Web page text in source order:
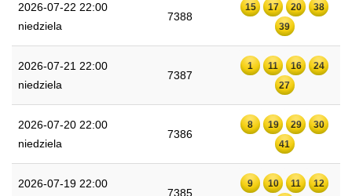
2026-07-22 22:00
niedziela
7388
15 17 20
38
39
2026-07-21 22:00
niedziela
7387
1 11 16
24
27
2026-07-20 22:00
niedziela
7386
8 19 29
30
41
2026-07-19 22:00
7385
9 10 11 12